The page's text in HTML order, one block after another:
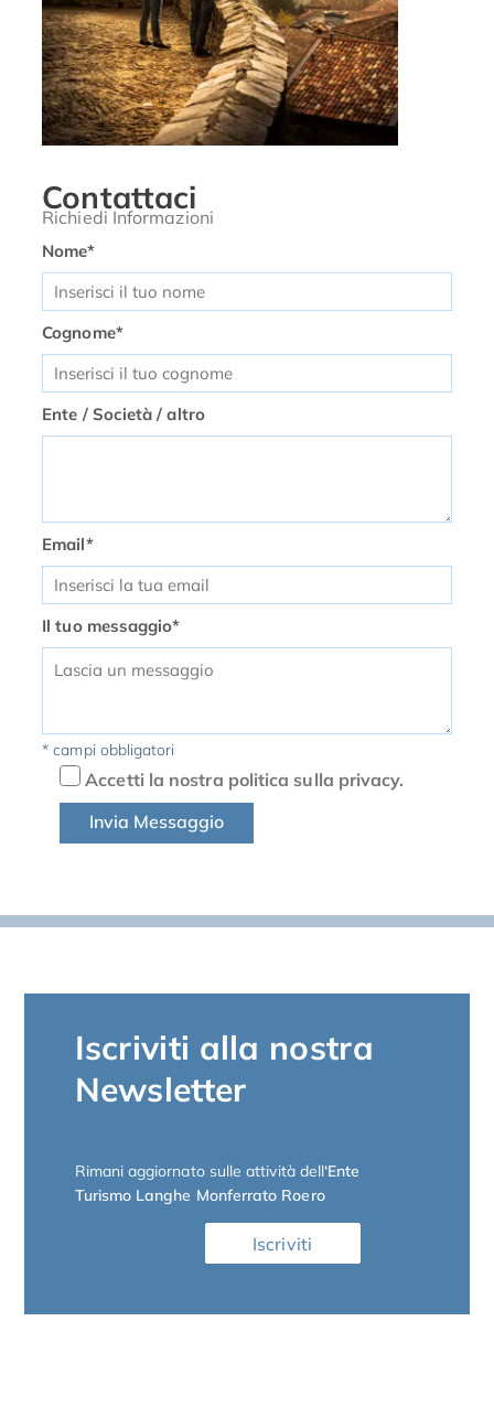
Contattaci
Richiedi Informazioni
Nome*
Cognome*
Ente / Società / altro
Email*
Il tuo messaggio*
* campi obbligatori
Accetti la nostra politica sulla privacy.
Iscriviti alla nostra
Newsletter
Rimani aggiornato sulle attività dell‘Ente
Turismo Langhe Monferrato Roero
Iscriviti